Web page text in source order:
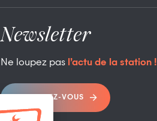
Newsletter
Ne loupez pas l’actu de la station !
ABONNEZ-VOUS